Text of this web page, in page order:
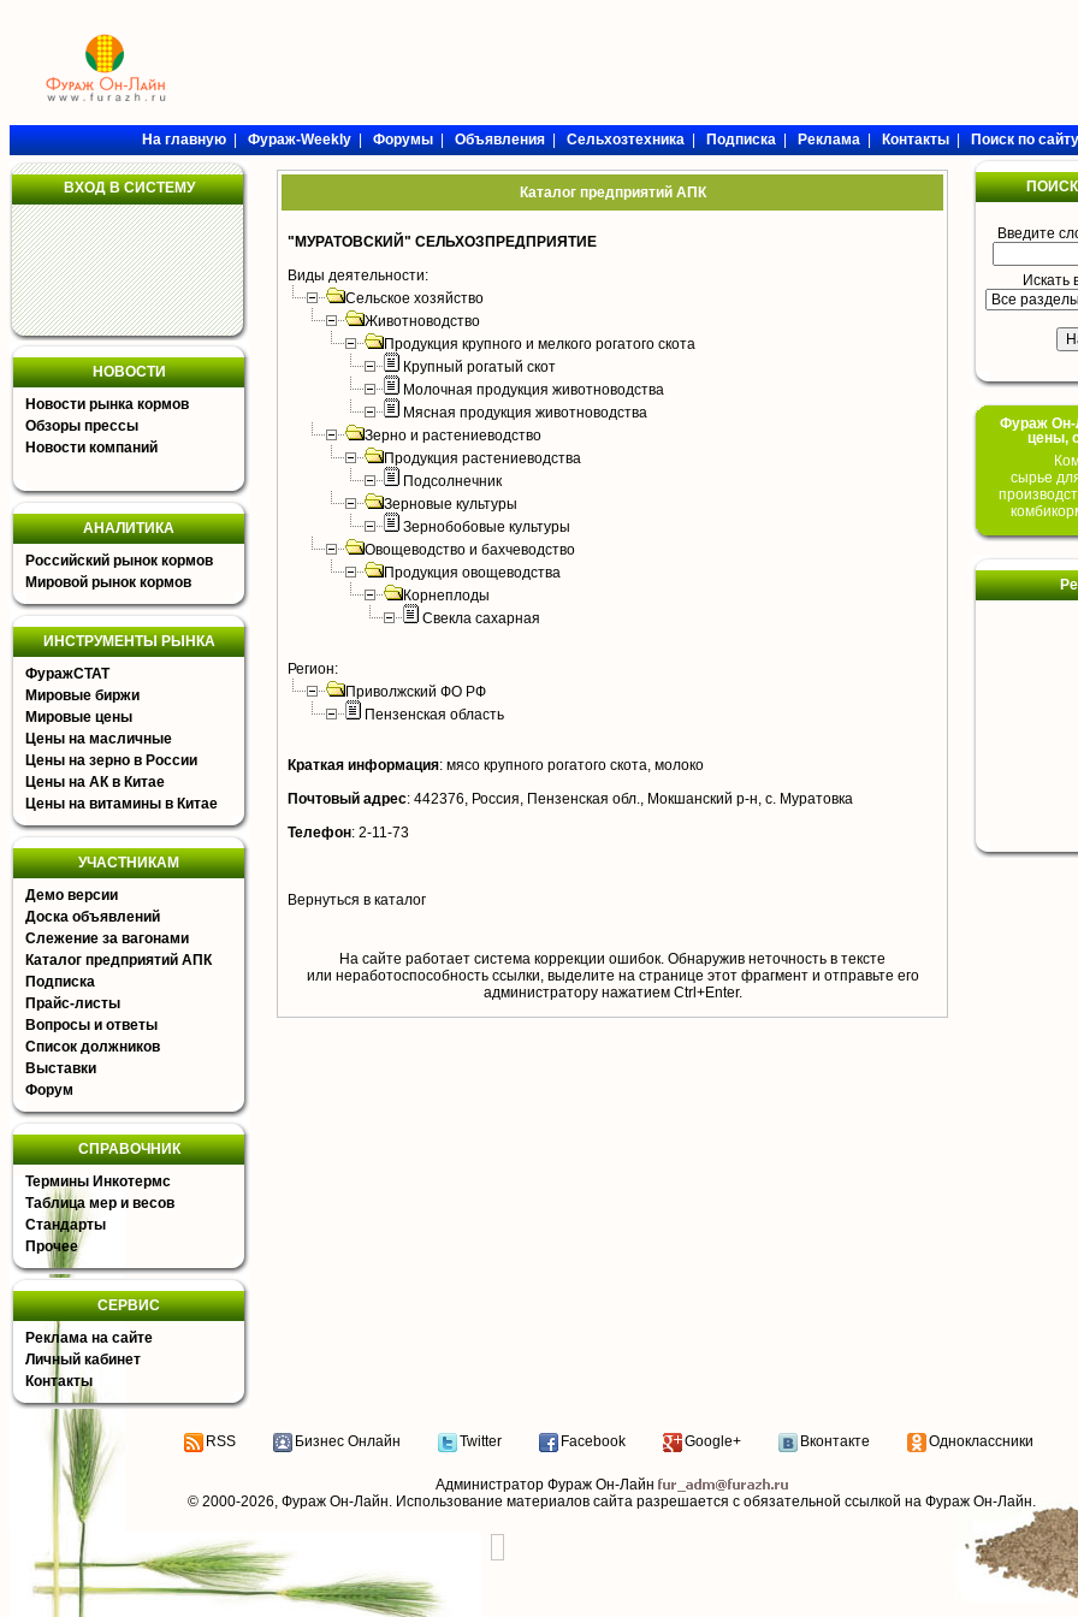
На главную|Фураж-Weekly|Форумы|Объявления|Сельхозтехника|Подписка|Реклама|Контакты|Поиск по сайту
ВХОД В СИСТЕМУ
НОВОСТИ
Новости рынка кормов
Обзоры прессы
Новости компаний
АНАЛИТИКА
Российский рынок кормов
Мировой рынок кормов
ИНСТРУМЕНТЫ РЫНКА
ФуражСТАТ
Мировые биржи
Мировые цены
Цены на масличные
Цены на зерно в России
Цены на АК в Китае
Цены на витамины в Китае
УЧАСТНИКАМ
Демо версии
Доска объявлений
Слежение за вагонами
Каталог предприятий АПК
Подписка
Прайс-листы
Вопросы и ответы
Список должников
Выставки
Форум
СПРАВОЧНИК
Термины Инкотермс
Таблица мер и весов
Стандарты
Прочее
СЕРВИС
Реклама на сайте
Личный кабинет
Контакты
Каталог предприятий АПК
"МУРАТОВСКИЙ" СЕЛЬХОЗПРЕДПРИЯТИЕ
Виды деятельности:
Сельское хозяйство
Животноводство
Продукция крупного и мелкого рогатого скота
Крупный рогатый скот
Молочная продукция животноводства
Мясная продукция животноводства
Зерно и растениеводство
Продукция растениеводства
Подсолнечник
Зерновые культуры
Зернобобовые культуры
Овощеводство и бахчеводство
Продукция овощеводства
Корнеплоды
Свекла сахарная
Регион:
Приволжский ФО РФ
Пензенская область
Краткая информация: мясо крупного рогатого скота, молоко
Почтовый адрес: 442376, Россия, Пензенская обл., Мокшанский р-н, с. Муратовка
Телефон: 2-11-73
Вернуться в каталог
На сайте работает система коррекции ошибок. Обнаружив неточность в тексте
или неработоспособность ссылки, выделите на странице этот фрагмент и отправьте его
aдминистратору нажатием Ctrl+Enter.
Введите
Искать
Фураж Он-
цены,
сырье
RSS Бизнес Онлайн Twitter Facebook Google+ Вконтакте Одноклассники
Администратор Фураж Он-Лайн
© 2000-2026, Фураж Он-Лайн. Использование материалов сайта разрешается с обязательной ссылкой на Фураж Он-Лайн.